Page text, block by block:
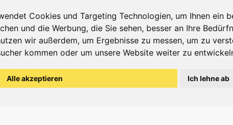
Cookies und Targeting Technologien, um Ihnen ein
und die Werbung, die Sie sehen, besser an Ihre
wir außerdem, um Ergebnisse zu messen, um zu
kommen oder um unsere Website weiter zu
Alle akzeptieren Ich lehne ab
Alle Videos
Bastelideen
Arbeitsblätter